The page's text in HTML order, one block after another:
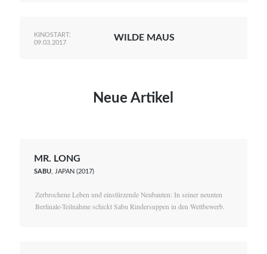
KINOSTART:
09.03.2017
WILDE MAUS
Neue Artikel
MR. LONG
SABU , JAPAN (2017)
Zerbrochene Leben und einstürzende Neubauten: In seiner neunten
Berlinale-Teilnahme schickt Sabu Rindersuppen in den Wettbewerb.